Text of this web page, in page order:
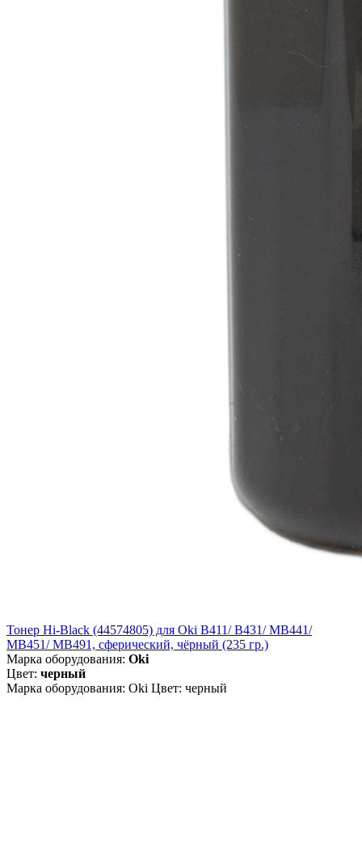
Тонер Hi-Black (44574805) для Oki B411/ B431/ MB441/
MB451/ MB491, сферический, чёрный (235 гр.)
Марка оборудования: Oki
Цвет: черный
Марка оборудования: Oki Цвет: черный